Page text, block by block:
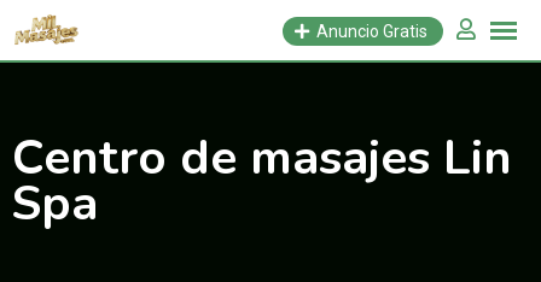
Saltar
Anuncio Gratis
Centro de masajes Lin
Spa